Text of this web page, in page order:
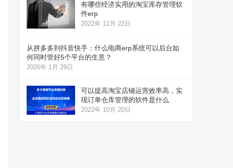
有哪些经济实用的淘宝库存管理软
件erp
2022年 11月 22日
从拼多多到抖音快手：什么电商erp系统可以后台如
何同时管好5个平台的生意？
2026年 1月 29日
可以提高淘宝店铺运营效率高，实
现订单仓库管理的软件是什么
2022年 10月 20日